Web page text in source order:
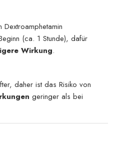
(ca. 1 Stunde), dafür
Wirkung.
daher ist das Risiko von
geringer als bei